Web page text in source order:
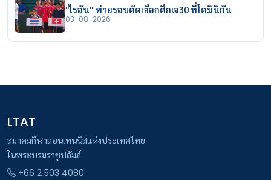
"ไรอัน" พ่ายรอบคัดเลือกศึกเจ30 ที่โดมินิกัน
03-08-2026
LTAT
สมาคมกีฬาลอนเทนนิสแห่งประเทศไทย
ในพระบรมราชูปถัมภ์
+66 2 503 4080